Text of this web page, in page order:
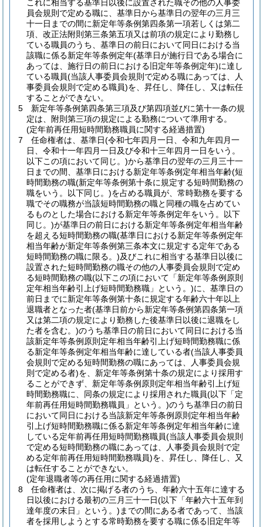
これに相当する基準日以後に設置された職その他の人事委
員会規則で定める職に、基準日から基準日の翌年の三月三
十一日までの間に新定年等条例第四条第一項若しくは第二
項、改正法附則第三条第五項又は前項の規定により勤務し
ている職員のうち、基準日の前日において同日における当
該職に係る新定年等条例定年(基準日が施行日である場合に
あっては、施行日の前日における旧定年等条例定年)に達し
ている職員(当該人事委員会規則で定める職にあっては、人
事委員会規則で定める職員)を、昇任し、降任し、又は転任
することができない。
5
新定年等条例第四条第三項及び第四項並びに第十一条の規
定は、附則第三項の規定による勤務について準用する。
(定年前再任用短時間勤務職員に関する経過措置)
7
任命権者は、基準日(令和七年四月一日、令和九年四月一
日、令和十一年四月一日及び令和十三年四月一日をいう。
以下この項において同じ。)から基準日の翌年の三月三十一
日までの間、基準日における新定年等条例定年相当年齢(短
時間勤務の職(新定年等条例第十条に規定する短時間勤務の
職をいう。以下同じ。)を占める職員が、常時勤務を要する
職でその職務が当該短時間勤務の職と同種の職を占めてい
るものとした場合における新定年等条例定年をいう。以下
同じ。)が基準日の前日における新定年等条例定年相当年齢
を超える短時間勤務の職(基準日における新定年等条例定年
相当年齢が新定年等条例第三条本文に規定する定年である
短時間勤務の職に限る。)及びこれに相当する基準日以後に
設置された短時間勤務の職その他の人事委員会規則で定め
る短時間勤務の職(以下この項において「新定年等条例原則
定年相当年齢引上げ短時間勤務職」という。)に、基準日の
前日までに新定年等条例第十条に規定する年齢六十年以上
退職者となった者(基準日前から新定年等条例第四条第一項
又は第二項の規定により勤務した後基準日以後に退職をし
た者を含む。)のうち基準日の前日において同日における当
該新定年等条例原則定年相当年齢引上げ短時間勤務職に係
る新定年等条例定年相当年齢に達している者(当該人事委員
会規則で定める短時間勤務の職にあっては、人事委員会規
則で定める者)を、新定年等条例第十条の規定により採用す
ることができず、新定年等条例原則定年相当年齢引上げ短
時間勤務職に、同条の規定により採用された職員(以下「定
年前再任用短時間勤務職員」という。)のうち基準日の前日
において同日における当該新定年等条例原則定年相当年齢
引上げ短時間勤務職に係る新定年等条例定年相当年齢に達
している定年前再任用短時間勤務職員(当該人事委員会規則
で定める短時間勤務の職にあっては、人事委員会規則で定
める定年前再任用短時間勤務職員)を、昇任し、降任し、又
は転任することができない。
(定年退職者等の再任用に関する経過措置)
8
任命権者は、次に掲げる者のうち、年齢六十五年に達する
日以後における最初の三月三十一日(以下「年齢六十五年到
達年度の末日」という。) までの間にある者であって、当該
者を採用しようとする常時勤務を要する職に係る旧定年等